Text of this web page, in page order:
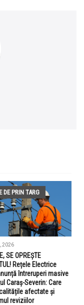
DE PRIN TARG
2026
SE OPREȘTE
Rețele Electrice
întreruperi masive
Caraș-Severin: Care
afectate și
reviziilor